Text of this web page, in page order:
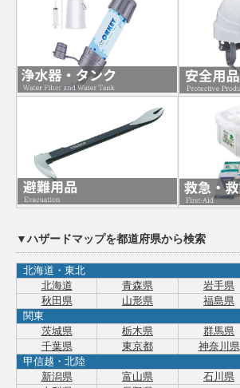
▼ハザードマップを都道府県から検索
北海道・東北
北海道
青森県 岩手県
秋田県
山形県
福島県
関東
茨城県
栃木県 群馬県
千葉県
東京都
神奈川県
甲信越・北陸
新潟県
富山県 石川県